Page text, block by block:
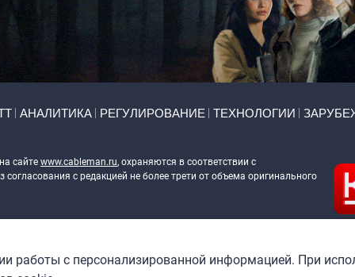
АНАЛИТИКА РЕГУЛИРОВАНИЕ ТЕХНОЛОГИИ
сайте www.cableman.ru, охраняются в соответствии с
с редакцией не более трети от объема оригинального
работы с персонализированной информацией. При